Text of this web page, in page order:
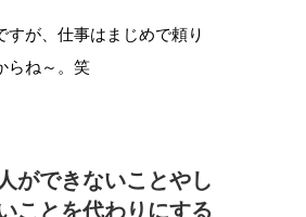
すが、仕事はまじめで頼り
らね～。笑
ができないことやし
ことを代わりにする